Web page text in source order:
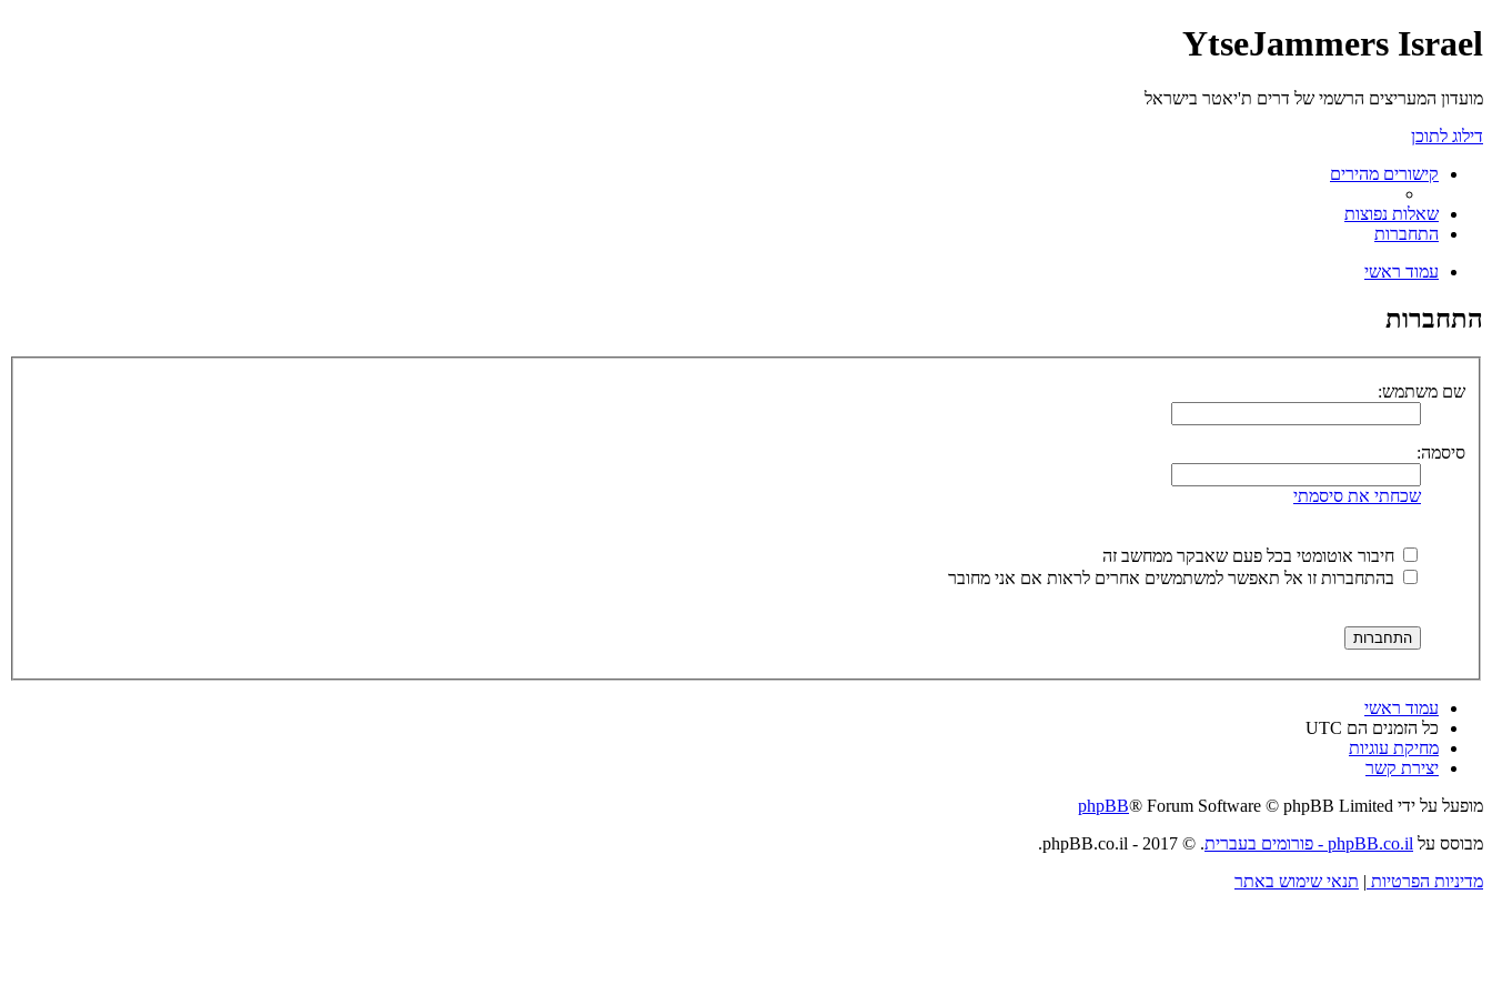
YtseJammers Israel
מועדון המעריצים הרשמי של דרים ת'יאטר בישראל
דילוג לתוכן
קישורים מהירים
שאלות נפוצות
התחברות
עמוד ראשי
התחברות
שם משתמש:
סיסמה:
שכחתי את סיסמתי
חיבור אוטומטי בכל פעם שאבקר ממחשב זה
בהתחברות זו אל תאפשר למשתמשים אחרים לראות אם אני מחובר
עמוד ראשי
כל הזמנים הם UTC
מחיקת עוגיות
יצירת קשר
מופעל על ידי
phpBB® Forum Software © phpBB Limited
מבוסס על phpBB.co.il - פורומים בעברית
. © 2017 - phpBB.co.il.
מדיניות הפרטיות | תנאי שימוש באתר